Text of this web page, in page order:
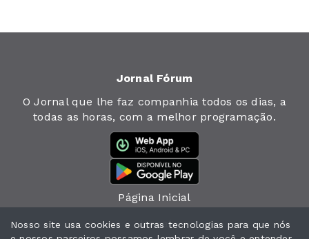
Jornal Fórum
O Jornal que lhe faz companhia todos os dias, a
todas as horas, com a melhor programação.
Página Inicial
Jornal
Nosso site usa cookies e outras tecnologias para que nós